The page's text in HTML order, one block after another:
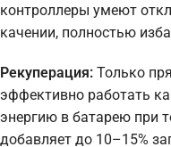
контроллеры умеют
качении, полностью
Рекуперация: Только
эффективно работать
энергию в батарею при
добавляет до 10–15%